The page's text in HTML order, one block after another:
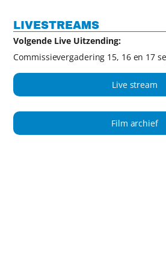
LIVESTREAMS
Volgende Live Uitzending:
Commissievergadering 15, 16 en 17
Live stream
Film archief